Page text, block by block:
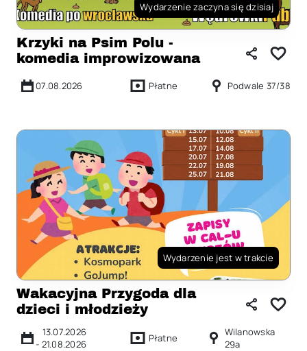
Wydarzenie zaczyna się dzisiaj
Krzyki na Psim Polu -
komedia improwizowana
07.08.2026 Płatne Podwale 37/38
Wydarzenie jest w trakcie
Wakacyjna Przygoda dla
dzieci i młodzieży
13.07.2026
- 21.08.2026 Płatne
Wilanowska
29a